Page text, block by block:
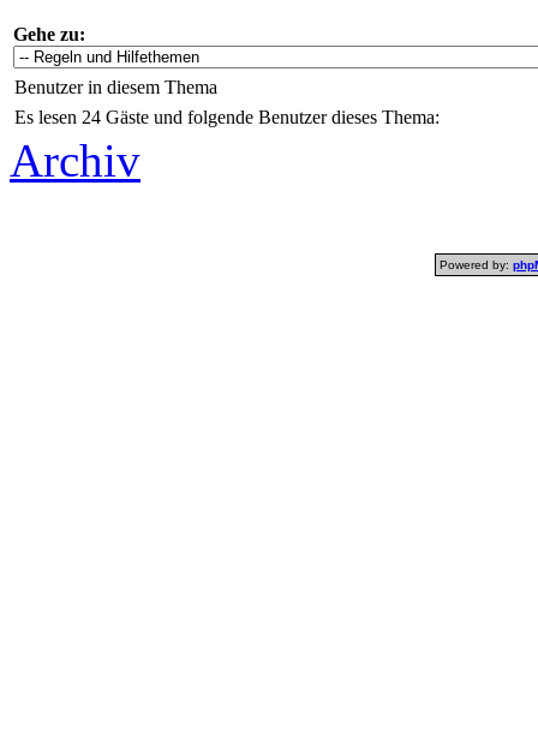
Gehe zu:
Benutzer in diesem Thema
Es lesen 24 Gäste und folgende Benutzer dieses Thema:
Archiv
Powered by: